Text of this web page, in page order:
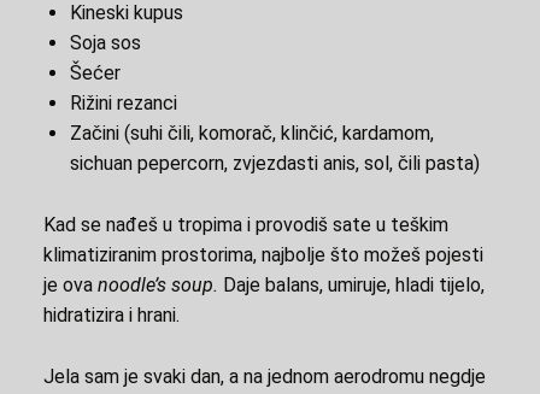
Kineski kupus
Soja sos
Šećer
Rižini rezanci
Začini (suhi čili, komorač, klinčić, kardamom,
sichuan pepercorn, zvjezdasti anis, sol, čili pasta)
Kad se nađeš u tropima i provodiš sate u teškim
klimatiziranim prostorima, najbolje što možeš pojesti
je ova noodle’s soup. Daje balans, umiruje, hladi tijelo,
hidratizira i hrani.
Jela sam je svaki dan, a na jednom aerodromu negdje